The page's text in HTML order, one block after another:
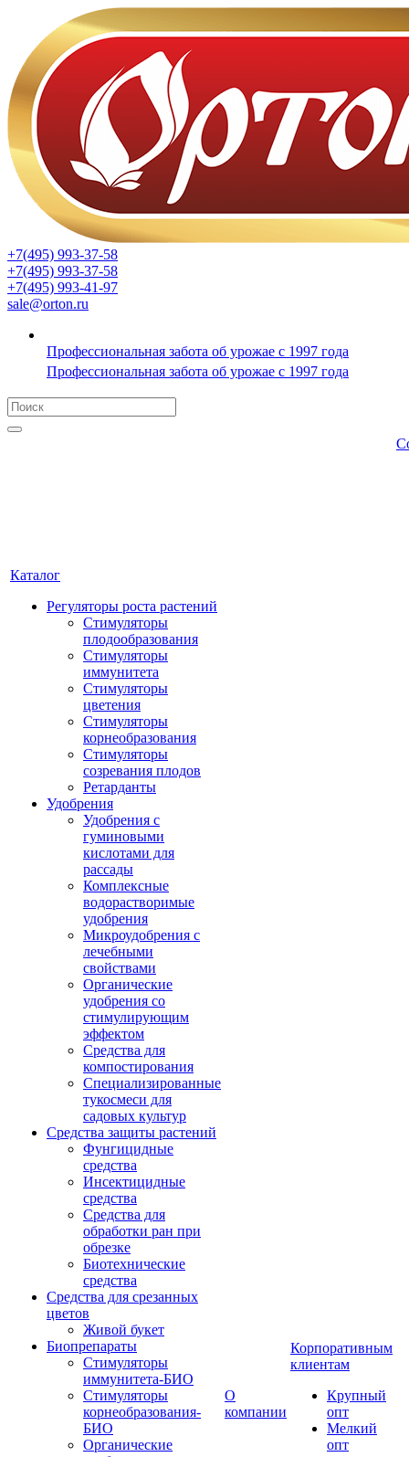
+7(495) 993-37-58
+7(495) 993-37-58
+7(495) 993-41-97
sale@orton.ru
Профессиональная забота об урожае с 1997 года
Профессиональная забота об урожае с 1997 года
Каталог
Регуляторы роста растений
Стимуляторы
плодообразования
Стимуляторы
иммунитета
Стимуляторы
цветения
Стимуляторы
корнеобразования
Стимуляторы
созревания плодов
Ретарданты
Удобрения
Удобрения с
гуминовыми
кислотами для
рассады
Комплексные
водорастворимые
удобрения
Микроудобрения с
лечебными
свойствами
Органические
удобрения со
стимулирующим
эффектом
Средства для
компостирования
Специализированные
тукосмеси для
садовых культур
Средства защиты растений
Фунгицидные
средства
Инсектицидные
средства
Средства для
обработки ран при
обрезке
Биотехнические
средства
Средства для срезанных
цветов
Живой букет
Биопрепараты
Стимуляторы
иммунитета-БИО
Стимуляторы
корнеобразования-
БИО
Органические
О
компании
Корпоративным
клиентам
Крупный
опт
Мелкий
опт